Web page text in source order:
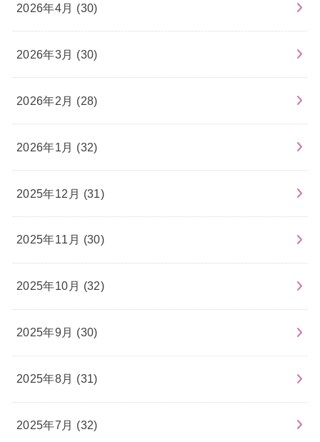
2026年4月 (30)
2026年3月 (30)
2026年2月 (28)
2026年1月 (32)
2025年12月 (31)
2025年11月 (30)
2025年10月 (32)
2025年9月 (30)
2025年8月 (31)
2025年7月 (32)